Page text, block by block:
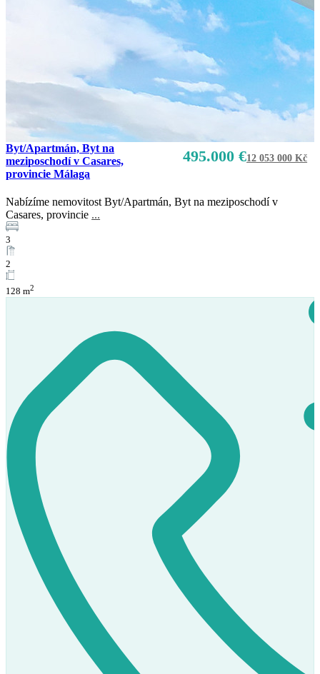
Prodej
K dispozici
495.000 €12 053 000 Kč
Byt/Apartmán, Byt na
meziposchodí v Casares,
provincie Málaga
Nabízíme nemovitost Byt/Apartmán, Byt na meziposchodí v
Casares, provincie ...
3
2
128 m2